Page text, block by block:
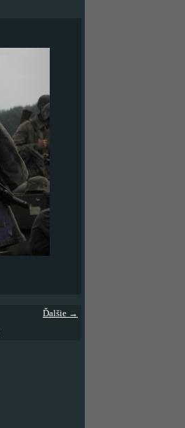
Ďalšie →